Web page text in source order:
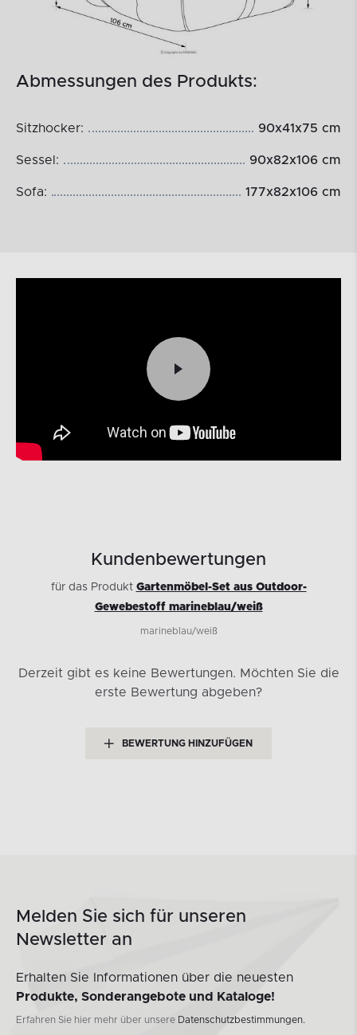
Abmessungen des Produkts:
Sitzhocker: 90x41x75 cm
Sessel: 90x82x106 cm
Sofa: 177x82x106 cm
Kundenbewertungen
für das Produkt Gartenmöbel-Set aus Outdoor-
Gewebestoff marineblau/weiß
marineblau/weiß
Derzeit gibt es keine Bewertungen. Möchten Sie die
erste Bewertung abgeben?
BEWERTUNG HINZUFÜGEN
Melden Sie sich für unseren
Newsletter an
Erhalten Sie Informationen über die neuesten
Produkte, Sonderangebote und Kataloge!
Erfahren Sie hier mehr über unsere Datenschutzbestimmungen.